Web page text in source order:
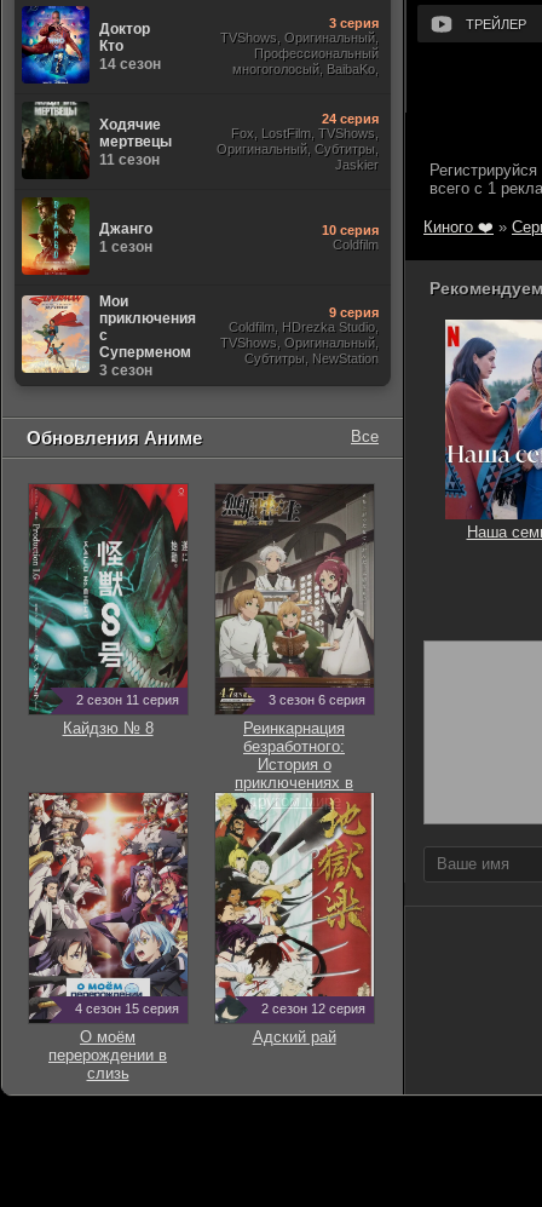
ТРЕЙЛЕР
Киного ❤️ »
Наша
Доктор
Кто
14 сезон
3 серия
TVShows, Оригинальный,
Профессиональный
многоголосый, BaibaKo,
Ходячие
мертвецы
11 сезон
24 серия
Fox, LostFilm, TVShows,
Оригинальный, Субтитры,
Jaskier
Джанго
1 сезон
10 серия
Coldfilm
Мои
приключения
с
Суперменом
3 сезон
9 серия
Coldfilm, HDrezka Studio,
TVShows, Оригинальный,
Субтитры, NewStation
Обновления Аниме Все
2 сезон 11 серия
Кайдзю № 8
3 сезон 6 серия
Реинкарнация
безработного:
История о
приключениях в
другом мире
4 сезон 15 серия
О моём
перерождении в
слизь
2 сезон 12 серия
Адский рай